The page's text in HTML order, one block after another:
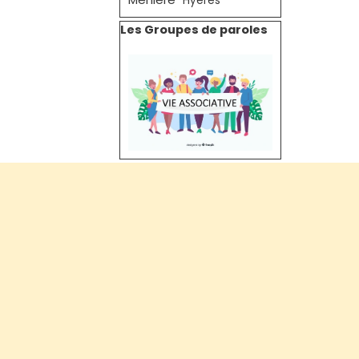
Sauter le bloc Les Groupes de paroles
Les Groupes de paroles